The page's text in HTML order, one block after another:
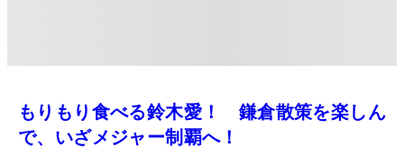
もりもり食べる鈴木愛！ 鎌倉散策を楽しん
で、いざメジャー制覇へ！